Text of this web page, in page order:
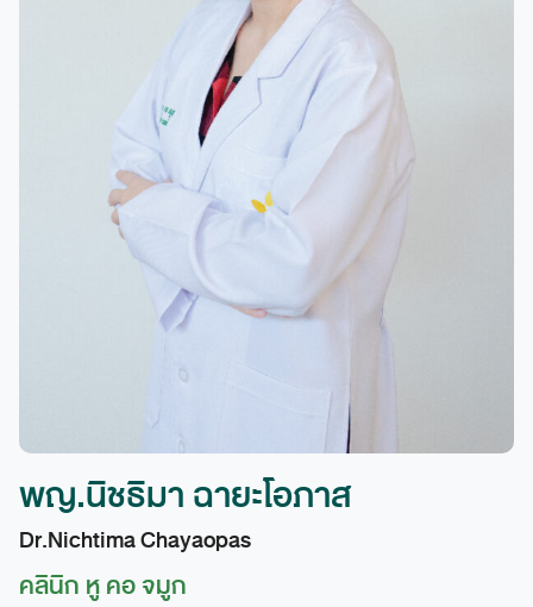
043-333555
พญ.นิชธิมา ฉายะโอภาส
Dr.Nichtima Chayaopas
คลินิก หู คอ จมูก